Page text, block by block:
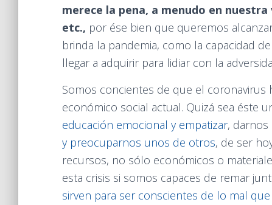
merece la pena, a menudo en
etc., por ése bien que queremos
brinda la pandemia, como la capacidad
llegar a adquirir para lidiar con la
Somos concientes de que el coronavirus
económico social actual. Quizá sea éste
educación emocional y empatizar, darnos
y preocuparnos unos de otros, de ser
recursos, no sólo económicos o
esta crisis si somos capaces de remar
sirven para ser conscientes de lo mal